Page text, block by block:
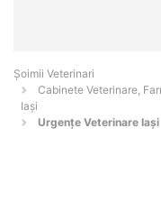
Șoimii Veterinari
Cabinete Veterinare,
Iaşi
Urgenţe Veterinare Iaşi